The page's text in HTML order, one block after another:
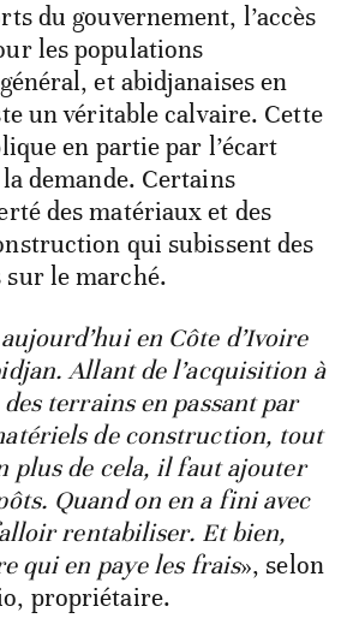
du gouvernement, l’accès
les populations
et abidjanaises en
un véritable calvaire. Cette
en partie par l’écart
demande. Certains
des matériaux et des
qui subissent des
le marché.
en Côte d’Ivoire
Allant de l’acquisition à
terrains en passant par
de construction, tout
plus de cela, il faut ajouter
Quand on en a fini avec
rentabiliser. Et bien,
qui en paye les frais», selon
propriétaire.